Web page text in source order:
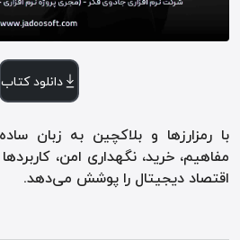
دانلود کتاب
با رمزارزها و بلاکچین به زبان
مفاهیم، خرید، نگهداری امن،
اقتصاد دیجیتال را پوشش می‌دهد.